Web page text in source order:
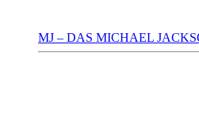
MJ – DAS MICHAEL